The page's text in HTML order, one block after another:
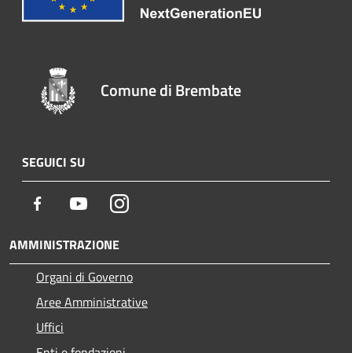
Comune di Brembate
SEGUICI SU
Facebook YoutubeInstagram
AMMINISTRAZIONE
Organi di Governo
Aree Amministrative
Uffici